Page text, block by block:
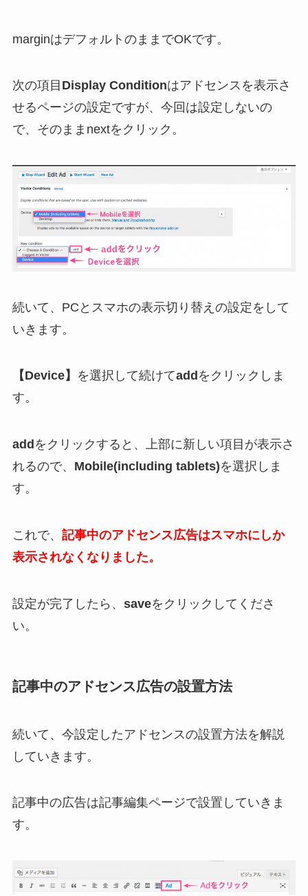
marginはデフォルトのままでOKです。
次の項目 Display Conditionはアドセンスを表示さ
せるページの設定ですが、今回は設定しないの
で、そのままnextをクリック。
続いて、PCとスマホの表示切り替えの設定をして
いきます。
【Device】 を選択して続けてadd をクリックしま
す。
add をクリックすると、上部に新しい項目が表示さ
れるので、 Mobile(including tablets)を選択しま
す。
これで、 記事中のアドセンス広告はスマホにしか
表示されなくなりました。
設定が完了したら、 saveをクリックしてくださ
い。
記事中のアドセンス広告の設置方法
続いて、今設定したアドセンスの設置方法を解説
していきます。
記事中の広告は記事編集ページで設置していきま
す。